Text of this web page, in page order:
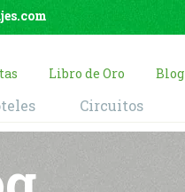
Libro de Oro Blog
Circuitos